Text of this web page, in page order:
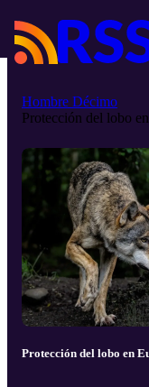
Hombre Décimo
Protección del lobo
Protección del lobo en